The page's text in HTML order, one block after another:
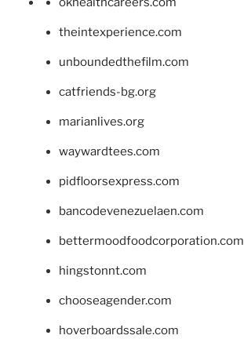
theintexperience.com
unboundedthefilm.com
catfriends-bg.org
marianlives.org
waywardtees.com
pidfloorsexpress.com
bancodevenezuelaen.com
bettermoodfoodcorporation.com
hingstonnt.com
chooseagender.com
hoverboardssale.com